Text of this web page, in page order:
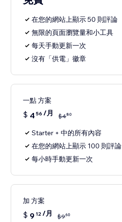
在您的網站上顯示 50 則評論
無限的頁面瀏覽量和小工具
每天手動更新一次
沒有「供電」徽章
一點 方案
$ 4 56 /月 $480
Starter + 中的所有內容
在您的網站上顯示 100 則評論
每小時手動更新一次
加 方案
$ 9 12/月 $960